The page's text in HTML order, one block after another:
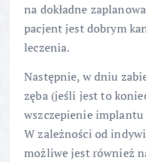
na dokładne
pacjent jest dobrym
leczenia.
Następnie, w dniu
zęba (jeśli jest to
wszczepienie implantu
W zależności od
możliwe jest również